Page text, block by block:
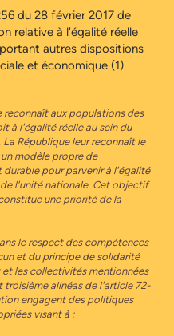
du 28 février 2017 de
relative à l'égalité réelle
autres dispositions
et économique (1)
reconnaît aux populations des
à l'égalité réelle au sein du
République leur reconnaît le
modèle propre de
pour parvenir à l'égalité
l'unité nationale. Cet objectif
une priorité de la
le respect des compétences
et du principe de solidarité
les collectivités mentionnées
troisième alinéas de l'article 72-
engagent des politiques
visant à :